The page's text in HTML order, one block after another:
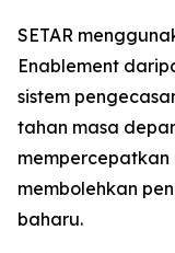
SETAR
Enablement
sistem
tahan masa
mempercepatkan
membolehkan
baharu.